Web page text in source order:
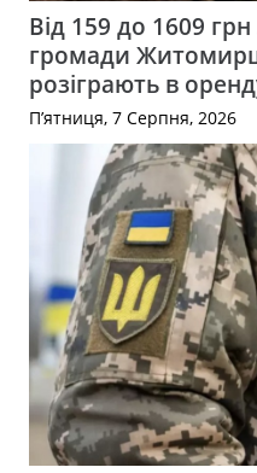
Від 159 до 1609 грн
громади
розіграють в
П’ятниця, 7 Серпня, 2026